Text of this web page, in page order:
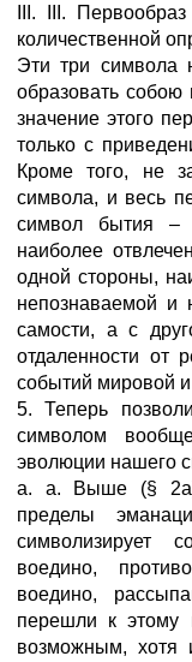
III. III.
количественной
Эти три символа
образовать
значение этого
только с
Кроме того, не
символа, и весь
символ бытия –
наиболее
одной стороны,
непознаваемой и
самости, а с
отдаленности от
событий мировой и
5. Теперь
символом
эволюции нашего
a. a. Выше (§
пределы
символизирует
воедино,
воедино,
перешли к этому
возможным, хотя